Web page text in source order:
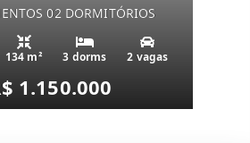
02 DORMITÓRIOS
134 m² 3 dorms 2 vagas
1.150.000